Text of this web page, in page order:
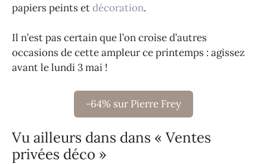
papiers peints etdécoration.
Il n’est pas certain que l’on croise d’autres
occasions de cette ampleur ce printemps : agissez
avant le lundi 3 mai !
-64% sur Pierre Frey
Vu ailleurs dans dans « Ventes
privées déco »